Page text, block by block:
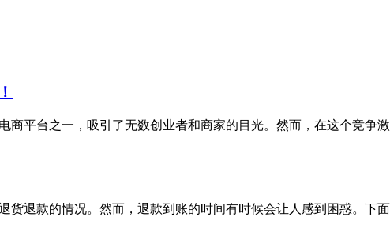
商平台之一，吸引了无数创业者和商家的目光。然而，在这个竞争
货退款的情况。然而，退款到账的时间有时候会让人感到困惑。下